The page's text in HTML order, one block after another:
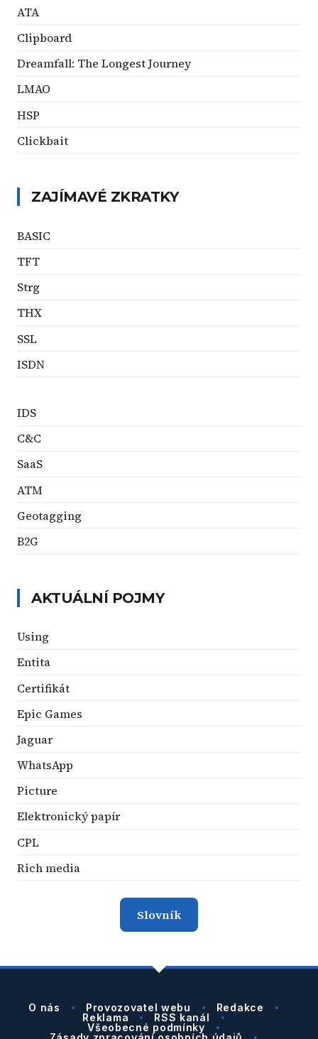
ATA
Clipboard
Dreamfall: The Longest Journey
LMAO
HSP
Clickbait
ZAJÍMAVÉ ZKRATKY
BASIC
TFT
Strg
THX
SSL
ISDN
IDS
C&C
SaaS
ATM
Geotagging
B2G
AKTUÁLNÍ POJMY
Using
Entita
Certifikát
Epic Games
Jaguar
WhatsApp
Picture
Elektronický papír
CPL
Rich media
Slovník
O nás Provozovatel webu
Redakce
Reklama
RSS kanál
Všeobecné podmínky